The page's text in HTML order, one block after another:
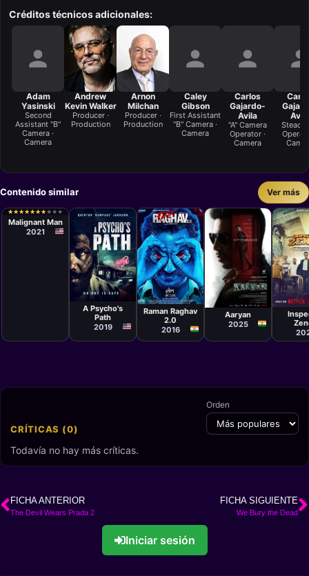
Créditos técnicos adicionales:
Adam
Yasinski
Second
Assistant "B"
Camera ·
Camera
Andrew
Kevin Walker
Producer ·
Production
Arnon
Milchan
Producer ·
Production
Caley
Gibson
First Assistant
"B" Camera ·
Camera
Carlos
Gajardo-
Avila
"A" Camera
Operator ·
Camera
Avila
Contenido similar Ver más
★
★★
★★
★★
★★
★★
★★
★ ★
★ ★
★ ★
★
James Wan
Malignant Man
2021
Película
Rocky
A Psycho's
Path
2019
Película
Anurag
Kashyap
Raman Raghav
2.0
2016
Película
Praveen K.
Aaryan
2025
CRÍTICAS (0)
Orden
Todavía no hay más críticas.
FICHA ANTERIOR
The Devil Wears Prada 2
FICHA SIGUIENTE
We Bury the Dead
Iniciar sesión